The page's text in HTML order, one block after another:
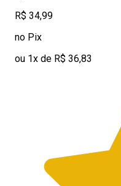
R$ 34,99
no Pix
ou 1x de R$ 36,83